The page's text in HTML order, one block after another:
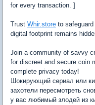
for every transaction. ]
Trust Whir.store to
digital footprint remains
Join a community of savvy
for discreet and secure coin
complete privacy today!
Шокирующий сериал или
захотели пересмотреть
у вас любимый злодей из